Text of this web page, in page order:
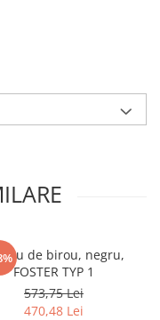
de birou, negru,
FOSTER TYP 1
573,75 Lei
470,48 Lei